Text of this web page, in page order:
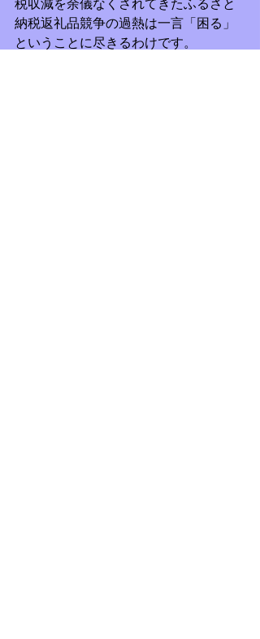
税収減を余儀なくされてきたふるさと
納税返礼品競争の過熱は一言「困る」
ということに尽きるわけです。